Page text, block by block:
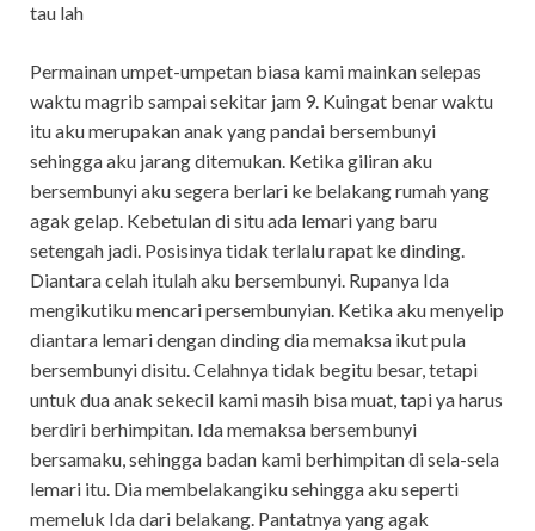
tau lah
Permainan umpet-umpetan biasa kami mainkan selepas
waktu magrib sampai sekitar jam 9. Kuingat benar waktu
itu aku merupakan anak yang pandai bersembunyi
sehingga aku jarang ditemukan. Ketika giliran aku
bersembunyi aku segera berlari ke belakang rumah yang
agak gelap. Kebetulan di situ ada lemari yang baru
setengah jadi. Posisinya tidak terlalu rapat ke dinding.
Diantara celah itulah aku bersembunyi. Rupanya Ida
mengikutiku mencari persembunyian. Ketika aku menyelip
diantara lemari dengan dinding dia memaksa ikut pula
bersembunyi disitu. Celahnya tidak begitu besar, tetapi
untuk dua anak sekecil kami masih bisa muat, tapi ya harus
berdiri berhimpitan. Ida memaksa bersembunyi
bersamaku, sehingga badan kami berhimpitan di sela-sela
lemari itu. Dia membelakangiku sehingga aku seperti
memeluk Ida dari belakang. Pantatnya yang agak